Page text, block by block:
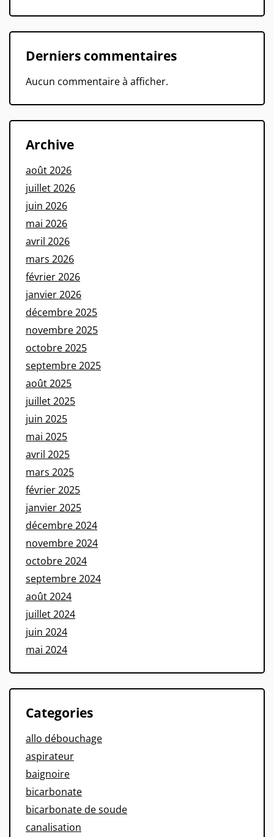
Derniers commentaires
Aucun commentaire à afficher.
Archive
août 2026
juillet 2026
juin 2026
mai 2026
avril 2026
mars 2026
février 2026
janvier 2026
décembre 2025
novembre 2025
octobre 2025
septembre 2025
août 2025
juillet 2025
juin 2025
mai 2025
avril 2025
mars 2025
février 2025
janvier 2025
décembre 2024
novembre 2024
octobre 2024
septembre 2024
août 2024
juillet 2024
juin 2024
mai 2024
Categories
allo débouchage
aspirateur
baignoire
bicarbonate
bicarbonate de soude
canalisation